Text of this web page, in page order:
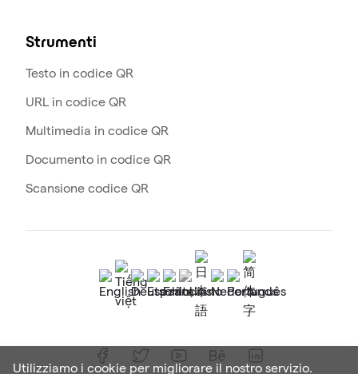
Strumenti
Testo in codice QR
URL in codice QR
Multimedia in codice QR
Documento in codice QR
Scansione codice QR
Utilizziamo i cookie per migliorare il nostro servizio.